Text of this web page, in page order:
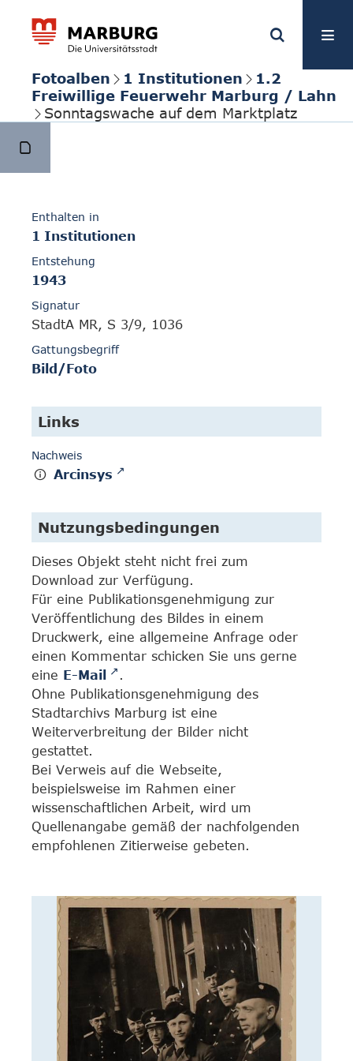
Fotoalben 1 Institutionen
1.2
Freiwillige Feuerwehr Marburg / Lahn
Sonntagswache auf dem Marktplatz
Enthalten in
1 Institutionen
Entstehung
1943
Signatur
StadtA MR, S 3/9, 1036
Gattungsbegriff
Bild/Foto
Links
Nachweis
Arcinsys
Nutzungsbedingungen
Dieses Objekt steht nicht frei zum
Download zur Verfügung.
Für eine Publikationsgenehmigung zur
Veröffentlichung des Bildes in einem
Druckwerk, eine allgemeine Anfrage oder
einen Kommentar schicken Sie uns gerne
eine E-Mail
.
Ohne Publikationsgenehmigung des
Stadtarchivs Marburg ist eine
Weiterverbreitung der Bilder nicht
gestattet.
Bei Verweis auf die Webseite,
beispielsweise im Rahmen einer
wissenschaftlichen Arbeit, wird um
Quellenangabe gemäß der nachfolgenden
empfohlenen Zitierweise gebeten.